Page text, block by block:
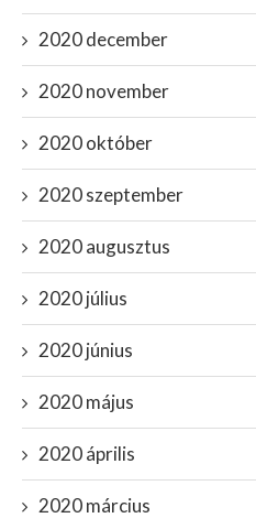
2020 december
2020 november
2020 október
2020 szeptember
2020 augusztus
2020 július
2020 június
2020 május
2020 április
2020 március